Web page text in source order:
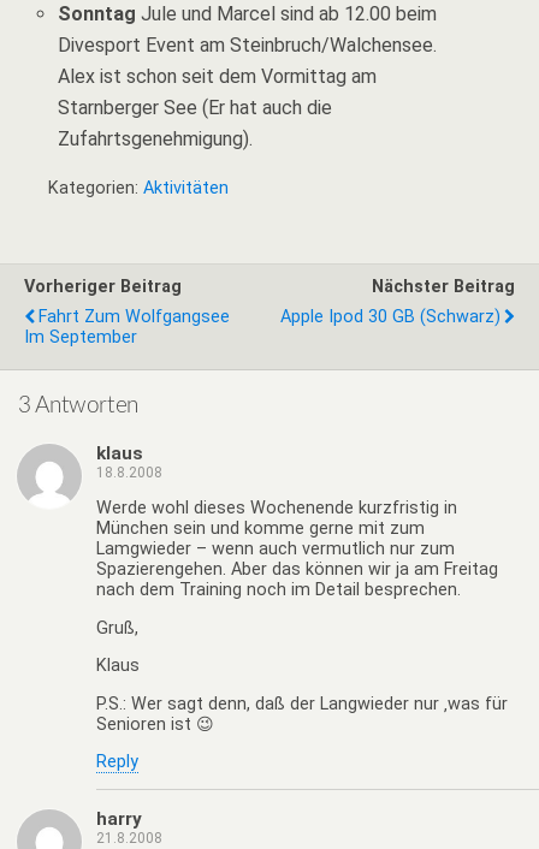
SonntagJule und Marcel sind ab 12.00 beim
Divesport Event am Steinbruch/Walchensee.
Alex ist schon seit dem Vormittag am
Starnberger See (Er hat auch die
Zufahrtsgenehmigung).
Kategorien: Aktivitäten
Vorheriger Beitrag
Fahrt Zum Wolfgangsee
Im September
Nächster Beitrag
Apple Ipod 30 GB (schwarz)
3 Antworten
klaus
18.8.2008
Werde wohl dieses Wochenende kurzfristig in
München sein und komme gerne mit zum
Lamgwieder – wenn auch vermutlich nur zum
Spazierengehen. Aber das können wir ja am Freitag
nach dem Training noch im Detail besprechen.
Gruß,
Klaus
P.S.: Wer sagt denn, daß der Langwieder nur ‚was für
Senioren ist 😉
Reply
harry
21.8.2008